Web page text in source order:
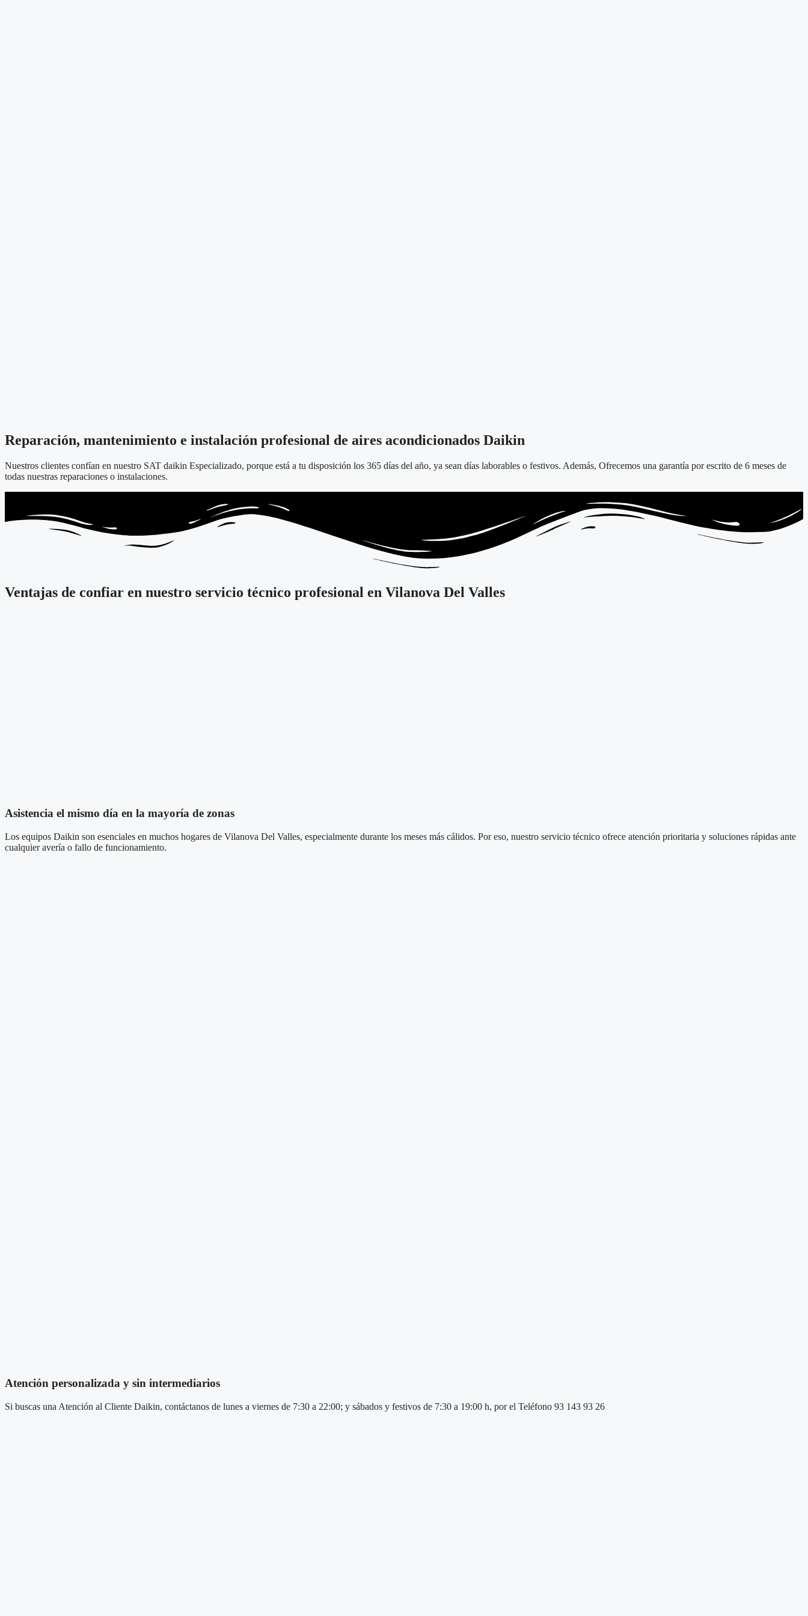
Reparación, mantenimiento e instalación profesional de aires acondicionados Daikin
Nuestros clientes confían en nuestro SAT daikin Especializado, porque está a tu disposición los 365 días del año, ya sean días laborables o festivos. Además, Ofrecemos una garantía por escrito de 6 meses de
todas nuestras reparaciones o instalaciones.
Ventajas de confiar en nuestro servicio técnico profesional en Vilanova Del Valles
Asistencia el mismo día en la mayoría de zonas
Los equipos Daikin son esenciales en muchos hogares de Vilanova Del Valles, especialmente durante los meses más cálidos. Por eso, nuestro servicio técnico ofrece atención prioritaria y soluciones rápidas ante
cualquier avería o fallo de funcionamiento.
Atención personalizada y sin intermediarios
Si buscas una Atención al Cliente Daikin, contáctanos de lunes a viernes de 7:30 a 22:00; y sábados y festivos de 7:30 a 19:00 h, por el Teléfono 93 143 93 26